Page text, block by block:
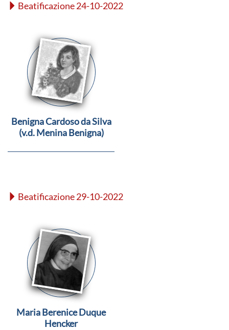
Beatificazione 24-10-2022
Benigna Cardoso da Silva
(v.d. Menina Benigna)
Beatificazione 29-10-2022
Maria Berenice Duque
Hencker